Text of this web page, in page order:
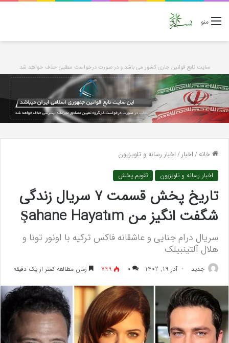
منو
سایت تابع قوانین جاری کشور می باشد و در صورت درخواست مطلبی حذف خواهد شد
خانه/اخبار/اخبار رسانه و تلویزیون
اخبار رسانه و تلویزیون تقویم پخش
تاریخ پخش قسمت 7 سریال زندگی
شگفت انگیز من Şahane Hayatım
سریال درام جنایی و عاشقانه فاکس ترکیه با اونور تونا و
هلال آلتینبیلک
جدید آذر 19, 1402 ۰ 799 زمان مطالعه کمتر از یک دقیقه